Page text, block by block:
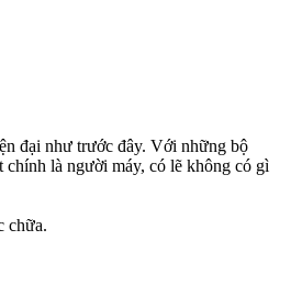
đại như trước đây. Với những bộ
chính là người máy, có lẽ không có gì
chữa.